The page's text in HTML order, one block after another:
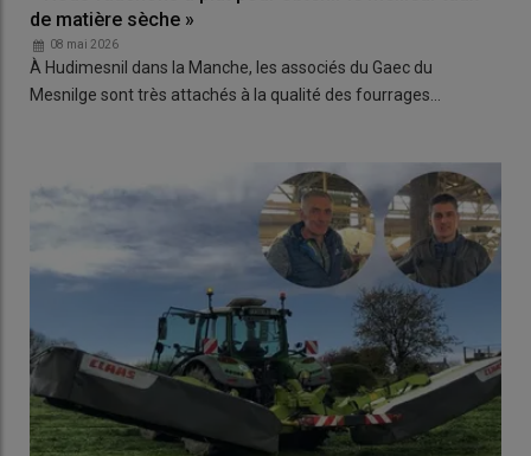
de matière sèche »
08 mai 2026
À Hudimesnil dans la Manche, les associés du Gaec du
Mesnilge sont très attachés à la qualité des fourrages…